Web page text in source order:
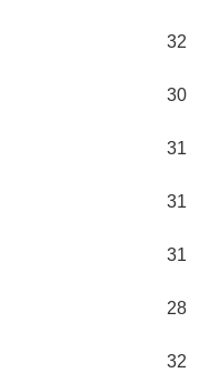
32
30
31
31
31
28
32